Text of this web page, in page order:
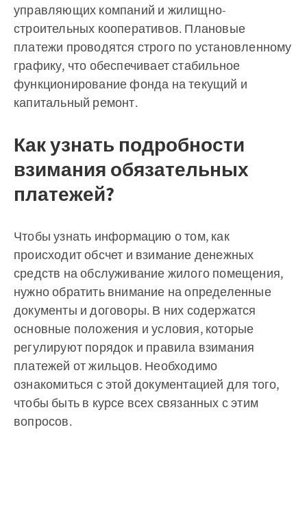
управляющих компаний и жилищно-
строительных кооперативов. Плановые
платежи проводятся строго по установленному
графику, что обеспечивает стабильное
функционирование фонда на текущий и
капитальный ремонт.
Как узнать подробности
взимания обязательных
платежей?
Чтобы узнать информацию о том, как
происходит обсчет и взимание денежных
средств на обслуживание жилого помещения,
нужно обратить внимание на определенные
документы и договоры. В них содержатся
основные положения и условия, которые
регулируют порядок и правила взимания
платежей от жильцов. Необходимо
ознакомиться с этой документацией для того,
чтобы быть в курсе всех связанных с этим
вопросов.